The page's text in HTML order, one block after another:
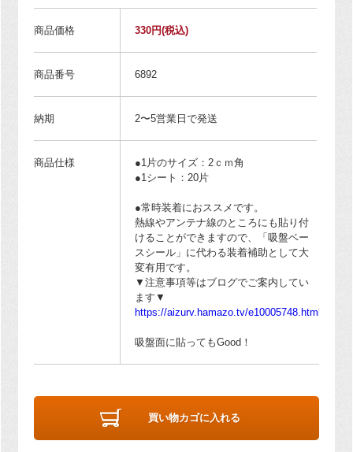
商品価格 330円(税込)
商品番号 6892
納期 2〜5営業日で発送
商品仕様
●1片のサイズ：2ｃｍ角
●1シート：20片
●常時装着におススメです。
熱線やアンテナ線のところにも貼り付
けることができますので、「吸盤ベー
スシール」に代わる装着補助として大
変有用です。
▼注意事項等はブログでご案内してい
ます▼
https://aizurv.hamazo.tv/e10005748.html
吸盤面に貼ってもGood！
買い物カゴに入れる